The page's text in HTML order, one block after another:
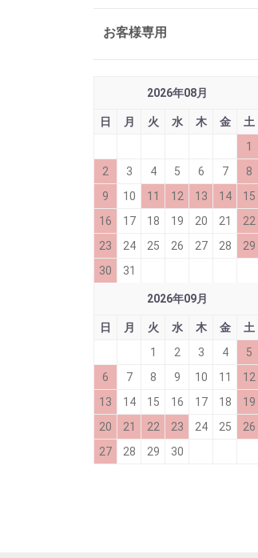
お客様専用
2026年08月
日 月 火 水 木 金
土
1
2
3 4 5 6 7
8
9
10 11 12 13 14
15
16
17 18 19 20 21
22
23
24 25 26 27 28
29
30
31
2026年09月
日 月 火 水 木 金
土
1
2 3 4
5
6
7 8 9 10 11
12
13
14 15 16 17 18
19
20
21 22 23 24 25
26
27
28 29 30